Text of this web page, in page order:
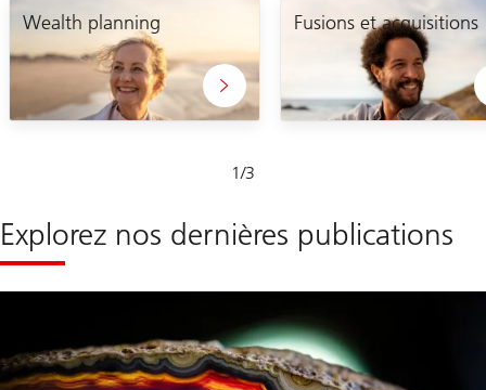
Wealth planning
patrimoniale
Fusions et acquisitions
1/3
1-
Explorez nos dernières publications